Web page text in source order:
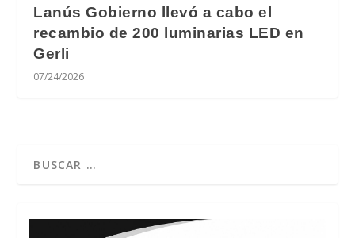
Lanús Gobierno llevó a cabo el
recambio de 200 luminarias LED en
Gerli
07/24/2026